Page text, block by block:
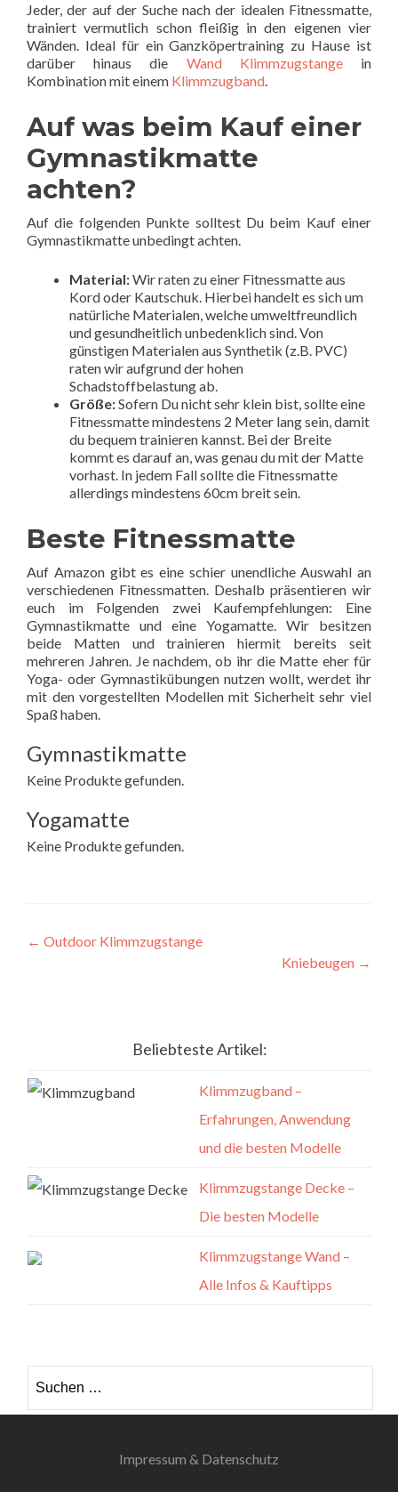
Jeder, der auf der Suche nach der idealen Fitnessmatte,
trainiert vermutlich schon fleißig in den eigenen vier
Wänden. Ideal für ein Ganzköpertraining zu Hause ist
darüber hinaus die Wand Klimmzugstangein
Kombination mit einem Klimmzugband.
Auf was beim Kauf einer
Gymnastikmatte
achten?
Auf die folgenden Punkte solltest Du beim Kauf einer
Gymnastikmatte unbedingt achten.
Material:Wir raten zu einer Fitnessmatte aus
Kord oder Kautschuk. Hierbei handelt es sich um
natürliche Materialen, welche umweltfreundlich
und gesundheitlich unbedenklich sind. Von
günstigen Materialen aus Synthetik (z.B. PVC)
raten wir aufgrund der hohen
Schadstoffbelastung ab.
Größe:Sofern Du nicht sehr klein bist, sollte eine
Fitnessmatte mindestens 2 Meter lang sein, damit
du bequem trainieren kannst. Bei der Breite
kommt es darauf an, was genau du mit der Matte
vorhast. In jedem Fall sollte die Fitnessmatte
allerdings mindestens 60cm breit sein.
Beste Fitnessmatte
Auf Amazon gibt es eine schier unendliche Auswahl an
verschiedenen Fitnessmatten. Deshalb präsentieren wir
euch im Folgenden zwei Kaufempfehlungen: Eine
Gymnastikmatte und eine Yogamatte. Wir besitzen
beide Matten und trainieren hiermit bereits seit
mehreren Jahren. Je nachdem, ob ihr die Matte eher für
Yoga- oder Gymnastikübungen nutzen wollt, werdet ihr
mit den vorgestellten Modellen mit Sicherheit sehr viel
Spaß haben.
Gymnastikmatte
Keine Produkte gefunden.
Yogamatte
Keine Produkte gefunden.
Beitragsnavigation
← Outdoor Klimmzugstange
Kniebeugen →
Beliebteste Artikel:
Klimmzugband –
Erfahrungen, Anwendung
und die besten Modelle
Klimmzugstange Decke –
Die besten Modelle
Klimmzugstange Wand –
Alle Infos & Kauftipps
Impressum & Datenschutz